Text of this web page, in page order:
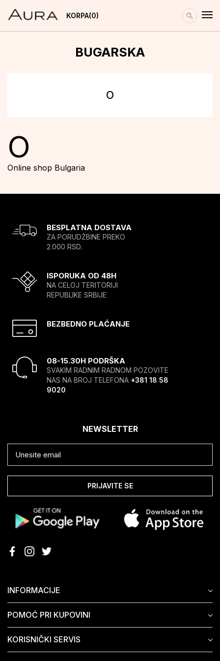
KORPA 0
BUGARSKA
O
O
Online shop Bulgaria
BESPLATNA DOSTAVA
ZA PORUDŽBINE PREKO
2.000 RSD.
ISPORUKA OD 48H
NA CELOJ TERITORIJI
REPUBLIKE SRBIJE
BEZBEDNO PLAĆANJE
08-15.30H PODRŠKA
SVAKIM RADNIM RADNOM POZOVITE
NAS NA BROJ TELEFONA +381 18 58
9020
INFORMACIJE
POMOĆ PRI KUPOVINI
KORISNIČKI SERVIS
NEWSLETTER
PRIJAVITE SE